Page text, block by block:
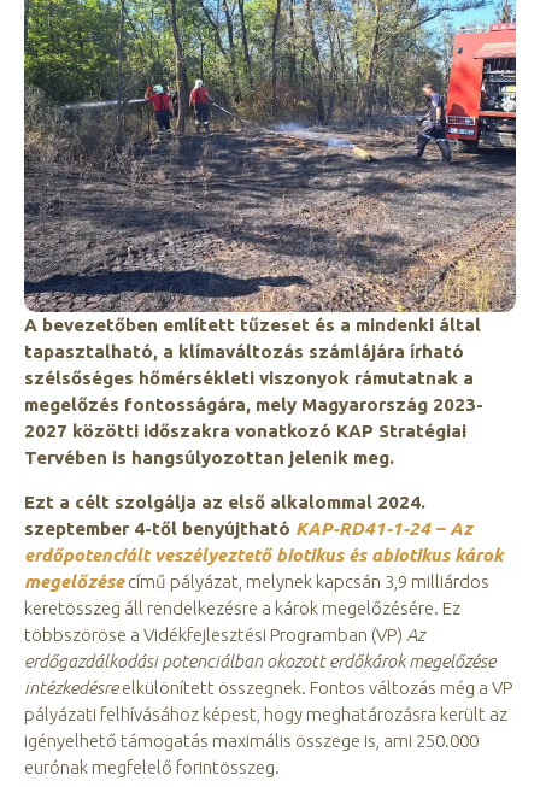
A bevezetőben említett tűzeset és a mindenki által
tapasztalható, a klímaváltozás számlájára írható
szélsőséges hőmérsékleti viszonyok rámutatnak a
megelőzés fontosságára, mely Magyarország 2023-
2027 közötti időszakra vonatkozó KAP Stratégiai
Tervében is hangsúlyozottan jelenik meg.
Ezt a célt szolgálja az első alkalommal 2024.
szeptember 4-től benyújtható KAP-RD41-1-24 – Az
erdőpotenciált veszélyeztető biotikus és abiotikus károk
megelőzésecímű pályázat, melynek kapcsán 3,9 milliárdos
keretösszeg áll rendelkezésre a károk megelőzésére. Ez
többszöröse a Vidékfejlesztési Programban (VP) Az
erdőgazdálkodási potenciálban okozott erdőkárok megelőzése
intézkedésreelkülönített összegnek. Fontos változás még a VP
pályázati felhívásához képest, hogy meghatározásra került az
igényelhető támogatás maximális összege is, ami 250.000
eurónak megfelelő forintösszeg.